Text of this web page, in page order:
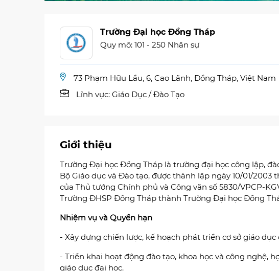
Trường Đại học Đồng Tháp
Quy mô: 101 - 250 Nhân sự
73 Phạm Hữu Lầu, 6, Cao Lãnh, Đồng Tháp, Việt Nam
Lĩnh vực: Giáo Dục / Đào Tạo
Giới thiệu
Trường Đại học Đồng Tháp là trường đại học công lập,
Bộ Giáo dục và Đào tạo, được thành lập ngày 10/01/
của Thủ tướng Chính phủ và Công văn số 5830/VPCP-
Trường ĐHSP Đồng Tháp thành Trường Đại học Đồng
Nhiệm vụ và Quyền hạn
- Xây dựng chiến lược, kế hoạch phát triển cơ sở giáo dục
- Triển khai hoạt động đào tạo, khoa học và công nghệ,
giáo dục đại học.